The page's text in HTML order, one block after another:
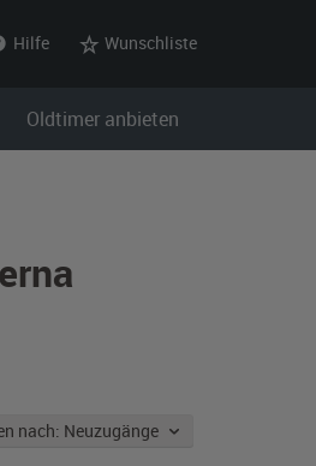
Hilfe Wunschliste
Oldtimer anbieten
Sortieren nach: Neuzugänge